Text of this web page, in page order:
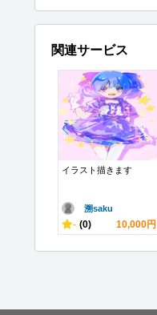
関連サービス
イラスト描きます
溯saku
- (0) 10,000円